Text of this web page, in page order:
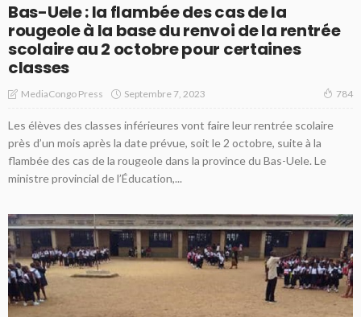
Bas-Uele : la flambée des cas de la
rougeole à la base du renvoi de la rentrée
scolaire au 2 octobre pour certaines
classes
MediaCongo Press Septembre 7, 2023 784
Les élèves des classes inférieures vont faire leur rentrée scolaire
près d’un mois après la date prévue, soit le 2 octobre, suite à la
flambée des cas de la rougeole dans la province du Bas-Uele. Le
ministre provincial de l’Éducation,...